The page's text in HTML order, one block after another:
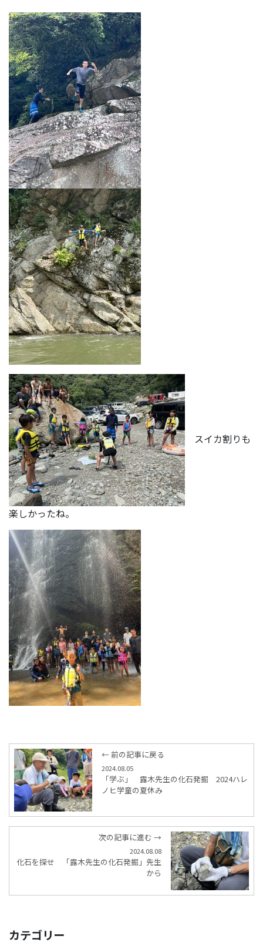
スイカ割りも
楽しかったね。
← 前の記事に戻る
2024.08.05
「学ぶ」 露木先生の化石発掘 2024ハレ
ノヒ学童の夏休み
次の記事に進む →
2024.08.08
化石を探せ 「露木先生の化石発掘」先生
から
カテゴリー